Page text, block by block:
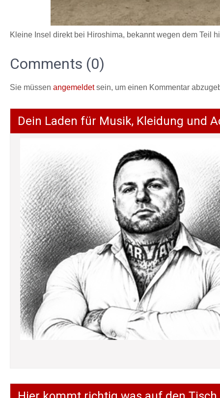
Kleine Insel direkt bei Hiroshima, bekannt wegen dem Teil
Comments (0)
Sie müssen angemeldetsein, um einen Kommentar
Dein Laden für Musik, Kleidung und